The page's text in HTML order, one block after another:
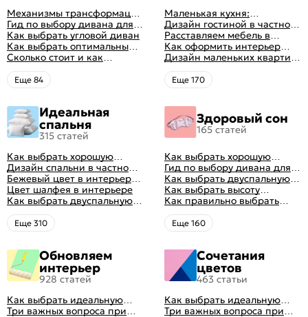
Механизмы трансформации
диванов: все виды,
особенности, плюсы и
минусы
Гид по выбору дивана для
сна
Как выбрать угловой диван
Как выбрать оптимальный
цвет стен в гостиной: 50
фото и идей оформления
Сколько стоит и как
перетянуть диван
Eще 84
Маленькая кухня:
планировка, стили, цвет и
рисунок, реальные фото
Дизайн гостиной в частном
доме: 50 вариантов с фото
Расставляем мебель в
гостиной: главные правила
рациональной планировки
Как оформить интерьер
однокомнатной квартиры:
47 классных идей с фото
Дизайн маленьких квартир:
10 идей для дизайна
интерьера с фото
Eще 170
Идеальная
спальня
315 статей
Как выбрать хорошую
кровать для сна
Дизайн спальни в частном
доме: множество идей
оформления идеальных
интерьеров
Бежевый цвет в интерьере
спальни 2024, 40 красивых
интерьеров с фото
Цвет шалфея в интерьере
Как выбрать двуспальную
кровать и матрас
правильно: советы и фото в
интерьере
Eще 310
Здоровый сон
165 статей
Как выбрать хорошую
кровать для сна
Гид по выбору дивана для
сна
Как выбрать двуспальную
кровать и матрас
правильно: советы и фото в
интерьере
Как выбрать высоту
матраса
Как правильно выбрать
ортопедический матрас
Eще 160
Обновляем
интерьер
928 статей
Как выбрать идеальную
планировку для кухни
Три важных вопроса при
Сочетания
цветов
463 статьи
Как выбрать идеальную
планировку для кухни
Три важных вопроса при